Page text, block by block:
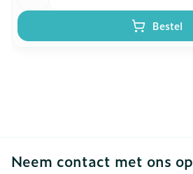
Bestel
Neem contact met ons op